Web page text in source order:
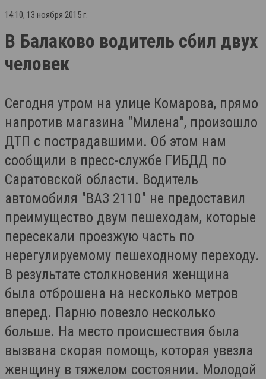
14:10, 13 ноября 2015 г.
В Балаково водитель сбил двух
человек
Сегодня утром на улице Комарова, прямо
напротив магазина "Милена", произошло
ДТП с пострадавшими. Об этом нам
сообщили в пресс-службе ГИБДД по
Саратовской области. Водитель
автомобиля "ВАЗ 2110" не предоставил
преимущество двум пешеходам, которые
пересекали проезжую часть по
нерегулируемому пешеходному переходу.
В результате столкновения женщина
была отброшена на несколько метров
вперед. Парню повезло несколько
больше. На место происшествия была
вызвана скорая помощь, которая увезла
женщину в тяжелом состоянии. Молодой